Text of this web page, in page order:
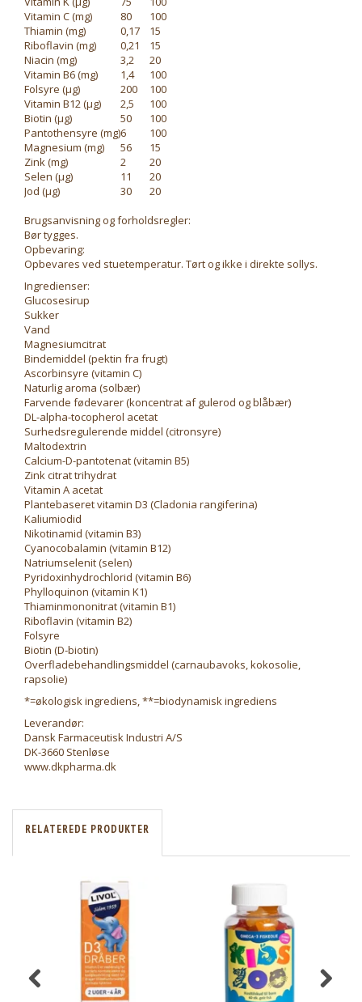
Vitamin C (mg)
80
100
Thiamin (mg)
0,17
15
Riboflavin (mg)
0,21
15
Niacin (mg)
3,2
20
Vitamin B6 (mg)
1,4
100
Folsyre (μg)
200
100
Vitamin B12 (μg)
2,5
100
Biotin (μg)
50
100
Pantothensyre (mg)6
100
Magnesium (mg)
56
15
Zink (mg)
2
20
Selen (μg)
11
20
Jod (μg)
30
20
Brugsanvisning og forholdsregler:
Bør tygges.
Opbevaring:
Opbevares ved stuetemperatur. Tørt og ikke i direkte sollys.
Ingredienser:
Glucosesirup
Sukker
Vand
Magnesiumcitrat
Bindemiddel (pektin fra frugt)
Ascorbinsyre (vitamin C)
Naturlig aroma (solbær)
Farvende fødevarer (koncentrat af gulerod og blåbær)
DL-alpha-tocopherol acetat
Surhedsregulerende middel (citronsyre)
Maltodextrin
Calcium-D-pantotenat (vitamin B5)
Zink citrat trihydrat
Vitamin A acetat
Plantebaseret vitamin D3 (Cladonia rangiferina)
Kaliumiodid
Nikotinamid (vitamin B3)
Cyanocobalamin (vitamin B12)
Natriumselenit (selen)
Pyridoxinhydrochlorid (vitamin B6)
Phylloquinon (vitamin K1)
Thiaminmononitrat (vitamin B1)
Riboflavin (vitamin B2)
Folsyre
Biotin (D-biotin)
Overfladebehandlingsmiddel (carnaubavoks, kokosolie,
rapsolie)
*=økologisk ingrediens, **=biodynamisk ingrediens
Leverandør:
Dansk Farmaceutisk Industri A/S
DK-3660 Stenløse
www.dkpharma.dk
RELATEREDE PRODUKTER